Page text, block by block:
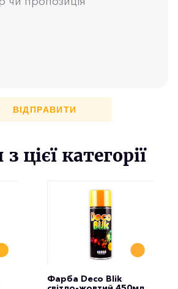
ВІДПРАВИТИ
цієї категорії
Фарба Deco Blik